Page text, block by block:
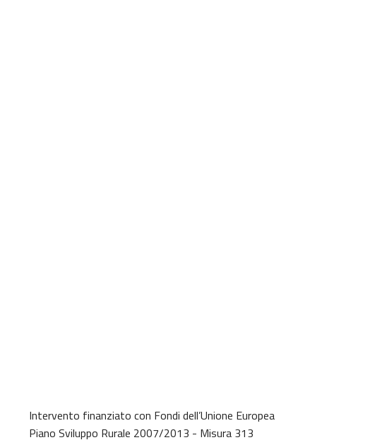
Intervento finanziato con Fondi dell’Unione Europea
Piano Sviluppo Rurale 2007/2013 - Misura 313